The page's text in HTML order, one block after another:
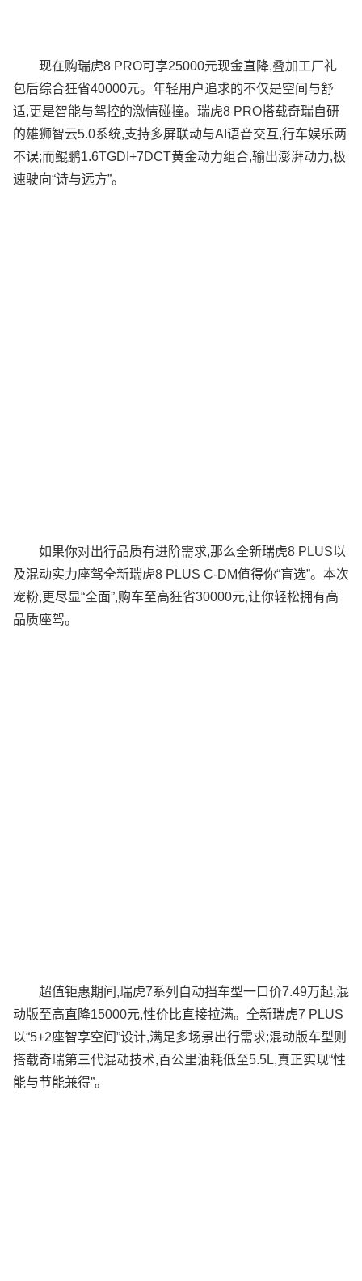
现在购瑞虎8 PRO可享25000元现金直降,叠加工厂礼
包后综合狂省40000元。年轻用户追求的不仅是空间与舒
适,更是智能与驾控的激情碰撞。瑞虎8 PRO搭载奇瑞自研
的雄狮智云5.0系统,支持多屏联动与AI语音交互,行车娱乐两
不误;而鲲鹏1.6TGDI+7DCT黄金动力组合,输出澎湃动力,极
速驶向“诗与远方”。
如果你对出行品质有进阶需求,那么全新瑞虎8 PLUS以
及混动实力座驾全新瑞虎8 PLUS C-DM值得你“盲选”。本次
宠粉,更尽显“全面”,购车至高狂省30000元,让你轻松拥有高
品质座驾。
超值钜惠期间,瑞虎7系列自动挡车型一口价7.49万起,混
动版至高直降15000元,性价比直接拉满。全新瑞虎7 PLUS
以“5+2座智享空间”设计,满足多场景出行需求;混动版车型则
搭载奇瑞第三代混动技术,百公里油耗低至5.5L,真正实现“性
能与节能兼得”。